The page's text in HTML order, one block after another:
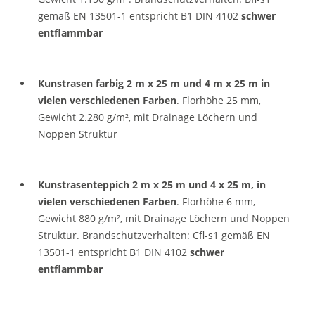
gemäß EN 13501-1 entspricht B1 DIN 4102 schwer
entflammbar
Kunstrasen farbig 2 m x 25 m und 4 m x 25 m in
vielen verschiedenen Farben. Florhöhe 25 mm,
Gewicht 2.280 g/m², mit Drainage Löchern und
Noppen Struktur
Kunstrasenteppich 2 m x 25 m und 4 x 25 m, in
vielen verschiedenen Farben. Florhöhe 6 mm,
Gewicht 880 g/m², mit Drainage Löchern und Noppen
Struktur. Brandschutzverhalten: Cfl-s1 gemäß EN
13501-1 entspricht B1 DIN 4102 schwer
entflammbar